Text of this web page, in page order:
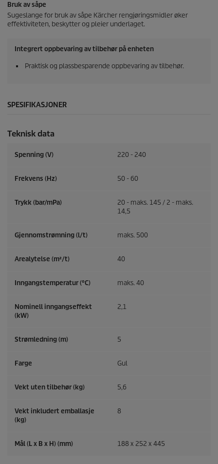
Bruk av såpe
Sugeslange for bruk av såpe Kärcher rengjøringsmidler øker
effektiviteten, beskytter og pleier underlaget.
Integrert oppbevaring av tilbehør på enheten
Praktisk og plassbesparende oppbevaring av tilbehør.
SPESIFIKASJONER
Teknisk data
Spenning (V) 220 - 240
Frekvens (Hz) 50 - 60
Trykk (bar/mPa)
20 - maks. 145 / 2 - maks.
14,5
Gjennomstrømning (l/t) maks. 500
Arealytelse (m²/t) 40
Inngangstemperatur (°C) maks. 40
Nominell inngangseffekt
(kW)
2,1
Strømledning (m) 5
Farge Gul
Vekt uten tilbehør (kg) 5,6
Vekt inkludert emballasje
(kg)
8
Mål (L x B x H) (mm) 188 x 252 x 445